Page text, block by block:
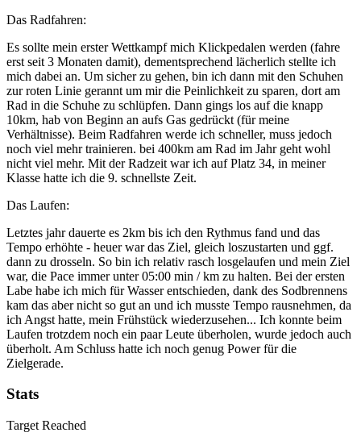
Das Radfahren:
Es sollte mein erster Wettkampf mich Klickpedalen werden (fahre
erst seit 3 Monaten damit), dementsprechend lächerlich stellte ich
mich dabei an. Um sicher zu gehen, bin ich dann mit den Schuhen
zur roten Linie gerannt um mir die Peinlichkeit zu sparen, dort am
Rad in die Schuhe zu schlüpfen. Dann gings los auf die knapp
10km, hab von Beginn an aufs Gas gedrückt (für meine
Verhältnisse). Beim Radfahren werde ich schneller, muss jedoch
noch viel mehr trainieren. bei 400km am Rad im Jahr geht wohl
nicht viel mehr. Mit der Radzeit war ich auf Platz 34, in meiner
Klasse hatte ich die 9. schnellste Zeit.
Das Laufen:
Letztes jahr dauerte es 2km bis ich den Rythmus fand und das
Tempo erhöhte - heuer war das Ziel, gleich loszustarten und ggf.
dann zu drosseln. So bin ich relativ rasch losgelaufen und mein Ziel
war, die Pace immer unter 05:00 min / km zu halten. Bei der ersten
Labe habe ich mich für Wasser entschieden, dank des Sodbrennens
kam das aber nicht so gut an und ich musste Tempo rausnehmen, da
ich Angst hatte, mein Frühstück wiederzusehen... Ich konnte beim
Laufen trotzdem noch ein paar Leute überholen, wurde jedoch auch
überholt. Am Schluss hatte ich noch genug Power für die
Zielgerade.
Stats
Target Reached